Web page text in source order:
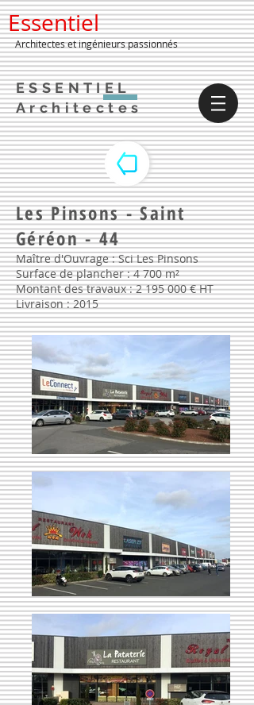
Essentiel
Architectes et ingénieurs passionnés
ESSENTIEL
Architectes
Les Pinsons - Saint
Géréon - 44
Maître d'Ouvrage : Sci Les Pinsons
Surface de plancher : 4 700 m²
Montant des travaux :2 195 000€ HT
Livraison : 2015